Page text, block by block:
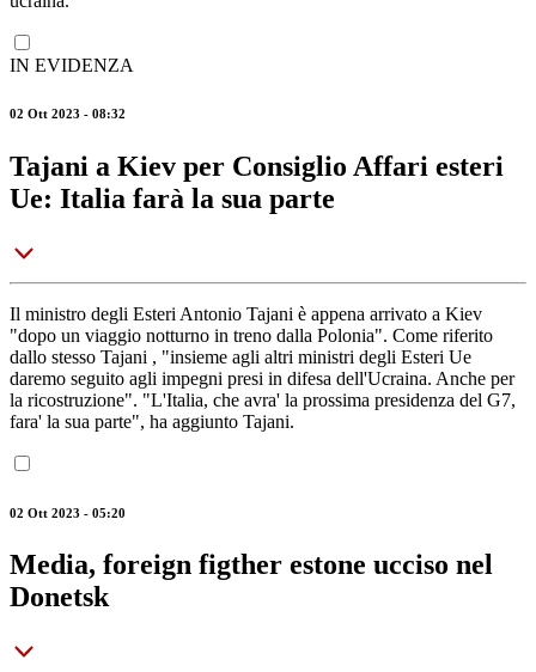
IN EVIDENZA
02 Ott 2023 - 08:32
Tajani a Kiev per Consiglio Affari esteri
Ue: Italia farà la sua parte
Il ministro degli Esteri Antonio Tajani è appena arrivato a Kiev
"dopo un viaggio notturno in treno dalla Polonia". Come riferito
dallo stesso Tajani , "insieme agli altri ministri degli Esteri Ue
daremo seguito agli impegni presi in difesa dell'Ucraina. Anche per
la ricostruzione". "L'Italia, che avra' la prossima presidenza del G7,
fara' la sua parte", ha aggiunto Tajani.
02 Ott 2023 - 05:20
Media, foreign figther estone ucciso nel
Donetsk